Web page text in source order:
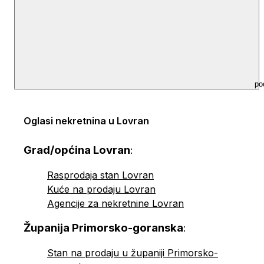
Oglasi nekretnina u Lovran
Grad/općina Lovran:
Rasprodaja stan Lovran
Kuće na prodaju Lovran
Agencije za nekretnine Lovran
Županija Primorsko-goranska:
Stan na prodaju u županiji Primorsko-